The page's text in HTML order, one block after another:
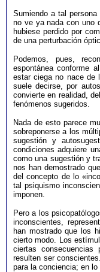
Sumiendo a tal
no ve ya nada con uno
hubiese perdido por
de una perturbación
Podemos, pues,
espontánea conforme
estar ciega no nace de
suele decirse, por
convierte en realidad,
fenómenos sugeridos.
Nada de esto parece
sobreponerse a los
sugestión y
condiciones adquiere
como una sugestión y
nos han demostrado
del concepto de lo
tal psiquismo
imponen.
Pero a los
inconscientes,
han mostrado que los
cierto modo. Los
ciertas
resulten ser
para la conciencia; en